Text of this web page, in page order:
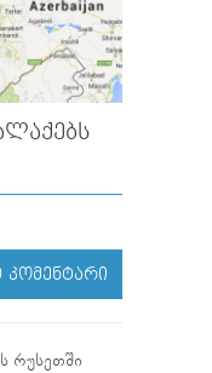
ᲙᲝᲛᲔᲜᲢᲐᲠᲘ
რუსეთში